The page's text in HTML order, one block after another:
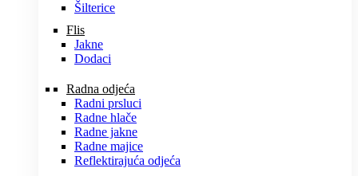
Šilterice
Flis
Jakne
Dodaci
Radna odjeća
Radni prsluci
Radne hlače
Radne jakne
Radne majice
Reflektirajuća odjeća